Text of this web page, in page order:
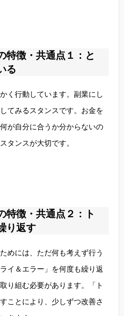
特徴・共通点１：と
る
く行動しています。副業にし
てみるスタンスです。お金を
が自分に合うか分からないの
タンスが大切です。
特徴・共通点２：ト
り返す
めには、ただ何も考えず行う
イ＆エラー」を何度も繰り返
り組む必要があります。「ト
ことにより、少しずつ改善さ